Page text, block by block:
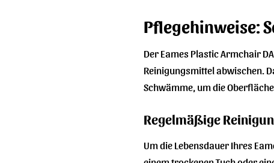
Pflegehinweise:
Der Eames Plastic Armchair
Reinigungsmittel abwischen.
Schwämme, um die
Regelmäßige
Um die Lebensdauer Ihres